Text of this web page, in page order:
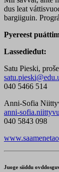
dus leat
bargiiguin.
Pyereest
Lassedieđut:
Satu Pieski,
040 5466 514
Anni-Sofia
anni-
040 5843 098
Juoge siiddu